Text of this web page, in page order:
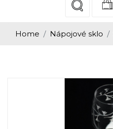
Home Nápojové sklo